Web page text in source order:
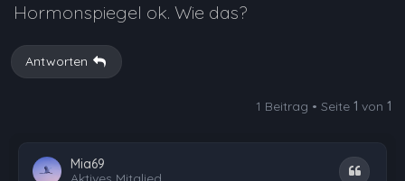
Hormonspiegel ok. Wie das?
Antworten
1 Beitrag • Seite 1 von 1
Mia69
Zitat